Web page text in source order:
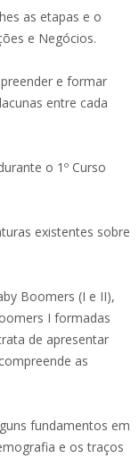
as etapas e o
e Negócios.
e formar
entre cada
o 1º Curso
existentes sobre
Boomers (I e II),
I formadas
de apresentar
as
fundamentos em
e os traços